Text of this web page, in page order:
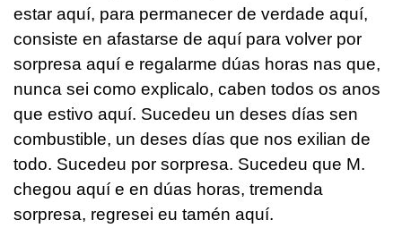
estar aquí, para permanecer de verdade aquí,
consiste en afastarse de aquí para volver por
sorpresa aquí e regalarme dúas horas nas que,
nunca sei como explicalo, caben todos os anos
que estivo aquí. Sucedeu un deses días sen
combustible, un deses días que nos exilian de
todo. Sucedeu por sorpresa. Sucedeu que M.
chegou aquí e en dúas horas, tremenda
sorpresa, regresei eu tamén aquí.